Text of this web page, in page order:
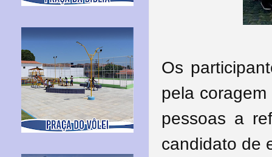
Os
pela
pessoas a
candidato de